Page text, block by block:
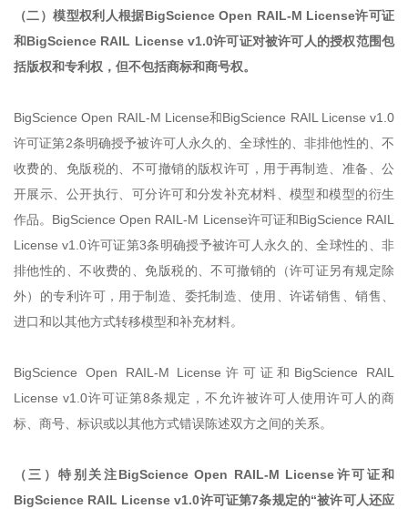
（二）模型权利人根据BigScience Open RAIL-M License许可证
和BigScience RAIL License v1.0许可证对被许可人的授权范围包
括版权和专利权，但不包括商标和商号权。
BigScience Open RAIL-M License和BigScience RAIL License v1.0
许可证第2条明确授予被许可人永久的、全球性的、非排他性的、不
收费的、免版税的、不可撤销的版权许可，用于再制造、准备、公
开展示、公开执行、可分许可和分发补充材料、模型和模型的衍生
作品。BigScience Open RAIL-M License许可证和BigScience RAIL
License v1.0许可证第3条明确授予被许可人永久的、全球性的、非
排他性的、不收费的、免版税的、不可撤销的（许可证另有规定除
外）的专利许可，用于制造、委托制造、使用、许诺销售、销售、
进口和以其他方式转移模型和补充材料。
BigScience Open RAIL-M License许可证和BigScience RAIL
License v1.0许可证第8条规定，不允许被许可人使用许可人的商
标、商号、标识或以其他方式错误陈述双方之间的关系。
（三）特别关注BigScience Open RAIL-M License许可证和
BigScience RAIL License v1.0许可证第7条规定的“被许可人还应